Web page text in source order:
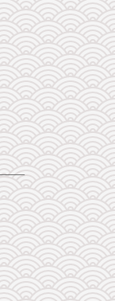
——